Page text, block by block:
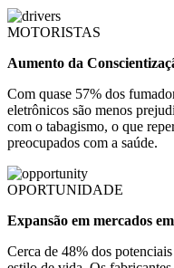
MOTORISTAS
Aumento da
Com quase 57% dos
eletrônicos são menos
com o tabagismo, o que
preocupados com a saúde.
OPORTUNIDADE
Expansão em mercados
Cerca de 48% dos